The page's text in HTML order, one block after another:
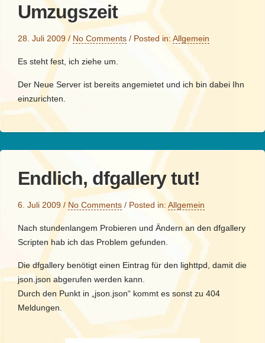
Umzugszeit
28. Juli 2009 / No Comments / Posted in:Allgemein
Es steht fest, ich ziehe um.
Der Neue Server ist bereits angemietet und ich bin dabei Ihn
einzurichten.
Endlich, dfgallery tut!
6. Juli 2009 / No Comments / Posted in: Allgemein
Nach stundenlangem Probieren und Ändern an den dfgallery
Scripten hab ich das Problem gefunden.
Die dfgallery benötigt einen Eintrag für den lighttpd, damit die
json.json abgerufen werden kann.
Durch den Punkt in „json.json“ kommt es sonst zu 404
Meldungen.